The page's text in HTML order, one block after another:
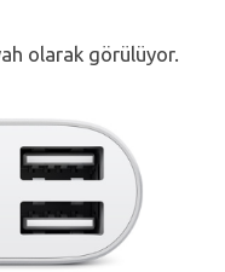
olarak görülüyor.